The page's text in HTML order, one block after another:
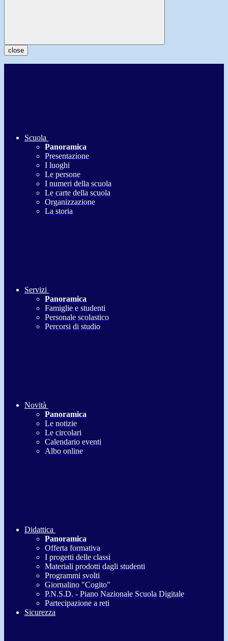
close
Scuola
Panoramica
Presentazione
I luoghi
Le persone
I numeri della scuola
Le carte della scuola
Organizzazione
La storia
Servizi
Panoramica
Famiglie e studenti
Personale scolastico
Percorsi di studio
Novità
Panoramica
Le notizie
Le circolari
Calendario eventi
Albo online
Didattica
Panoramica
Offerta formativa
I progetti delle classi
Materiali prodotti dagli studenti
Programmi svolti
Giornalino "Cogito"
P.N.S.D. - Piano Nazionale Scuola Digitale
Partecipazione a reti
Sicurezza